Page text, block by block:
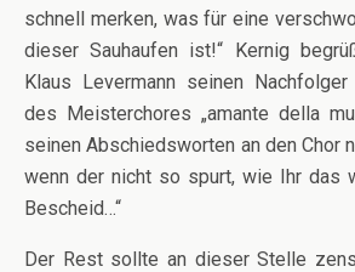
schnell merken, was für eine
dieser Sauhaufen ist!“ Kernig
Klaus Levermann seinen
des Meisterchores „amante della
seinen Abschiedsworten an den Chor
wenn der nicht so spurt, wie Ihr das
Bescheid…“
Der Rest sollte an dieser Stelle